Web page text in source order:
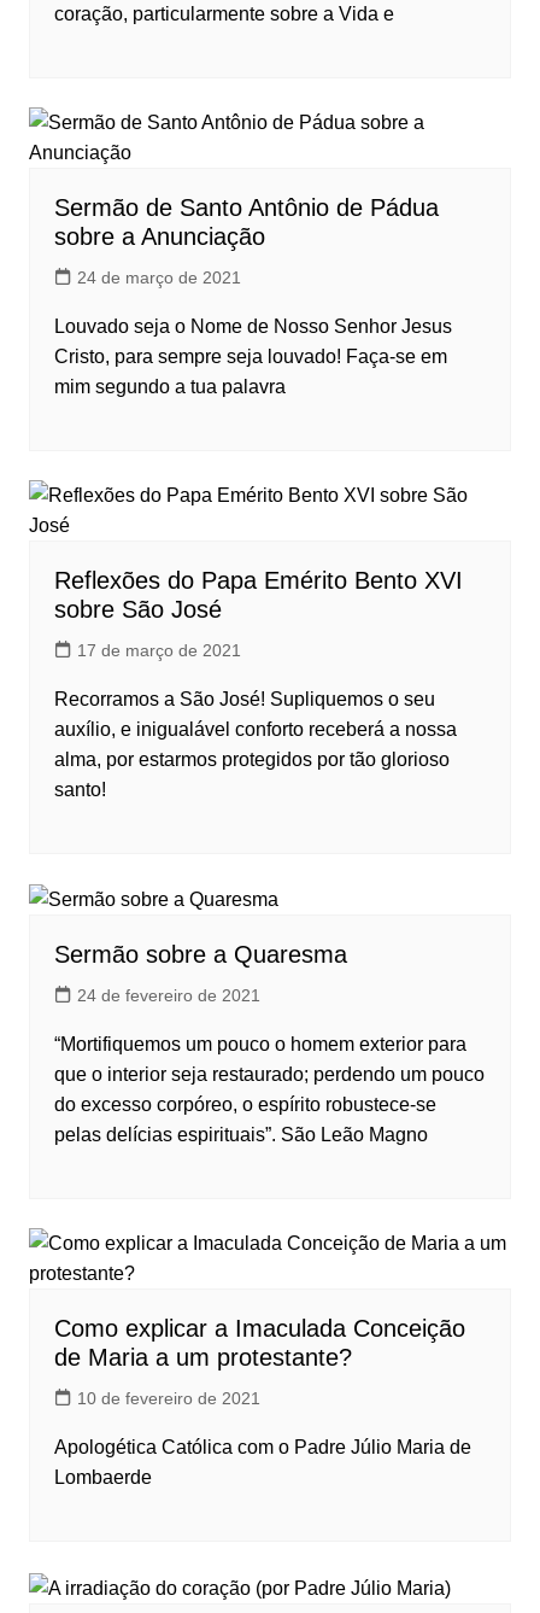
coração, particularmente sobre a Vida e
Sermão de Santo Antônio de Pádua
sobre a Anunciação
24 de março de 2021
Louvado seja o Nome de Nosso Senhor Jesus
Cristo, para sempre seja louvado! Faça-se em
mim segundo a tua palavra
Reflexões do Papa Emérito Bento XVI
sobre São José
17 de março de 2021
Recorramos a São José! Supliquemos o seu
auxílio, e inigualável conforto receberá a nossa
alma, por estarmos protegidos por tão glorioso
santo!
Sermão sobre a Quaresma
24 de fevereiro de 2021
“Mortifiquemos um pouco o homem exterior para
que o interior seja restaurado; perdendo um pouco
do excesso corpóreo, o espírito robustece-se
pelas delícias espirituais”. São Leão Magno
Como explicar a Imaculada Conceição
de Maria a um protestante?
10 de fevereiro de 2021
Apologética Católica com o Padre Júlio Maria de
Lombaerde